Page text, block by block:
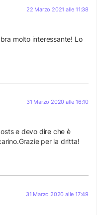
22 Marzo 2021 alle 11:38
molto interessante! Lo
31 Marzo 2020 alle 16:10
e devo dire che è
per la dritta!
31 Marzo 2020 alle 17:49